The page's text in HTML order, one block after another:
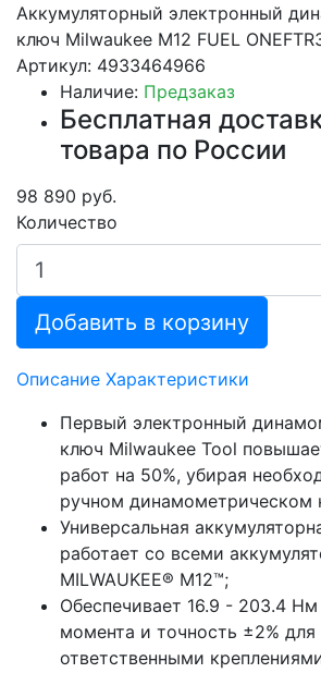
Аккумуляторный электронный
ключ Milwaukee M12 FUEL
Артикул: 4933464966
Наличие: Предзаказ
Бесплатная
товара по России
98 890 руб.
Количество
Добавить в корзину
Описание Характеристики
Первый электронный
ключ Milwaukee Tool
работ на 50%, убирая
ручном динамометрическом
Универсальная
работает со всеми
MILWAUKEE® M12™;
Обеспечивает 16.9 - 203.4
момента и точность ±2% для
ответственными